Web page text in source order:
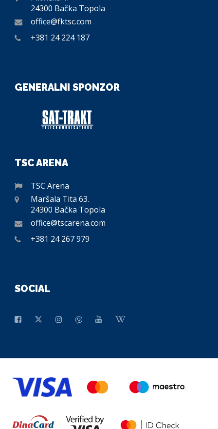
24300 Bačka Topola
office@fktsc.com
+381 24 224 187
GENERALNI SPONZOR
TSC ARENA
TSC Arena
Maršala Tita 63.
24300 Bačka Topola
office@tscarena.com
+381 24 267 979
SOCIAL